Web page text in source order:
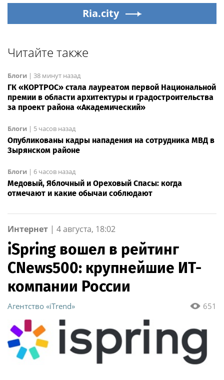
Ria.city
Читайте также
Блоги | 38 минут назад
ГК «КОРТРОС» стала лауреатом первой Национальной
премии в области архитектуры и градостроительства
за проект района «Академический»
Блоги | 5 часов назад
Опубликованы кадры нападения на сотрудника МВД в
Зырянском районе
Блоги | 6 часов назад
Медовый, Яблочный и Ореховый Спасы: когда
отмечают и какие обычаи соблюдают
Интернет | 4 августа, 18:02
iSpring вошел в рейтинг
CNews500: крупнейшие ИТ-
компании России
651
Агентство «iTrend»